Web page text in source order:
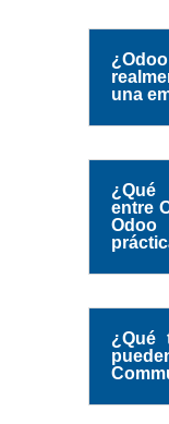
una
entre
Odoo
¿Qué